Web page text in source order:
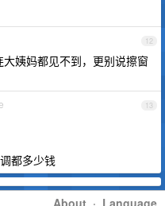
12
姨妈都见不到，更别说擦窗
13
都多少钱
About · Language